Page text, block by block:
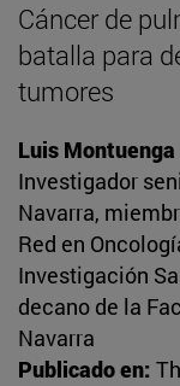
Cáncer de
batalla para
tumores
Luis Montuenga
Investigador
Navarra,
Red en
Investigación
decano de la
Navarra
Publicado en: